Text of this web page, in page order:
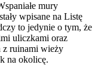
mury
wpisane na Listę
to jedynie o tym, że
uliczkami oraz
z ruinami wieży
na okolicę.